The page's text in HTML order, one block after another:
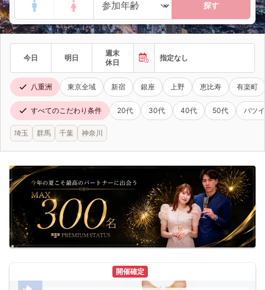
探す
今日 明日
週末
休日
指定なし
八重洲 東京全域 新宿 銀座 上野 恵比寿 有楽町
すべてのこだわり条件 20代 30代 40代 50代 バツ
埼玉 群馬 千葉 神奈川
開催確定